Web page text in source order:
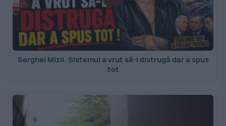
Serghei Mizil. Sistemul a vrut să-l distrugă dar a spus
tot